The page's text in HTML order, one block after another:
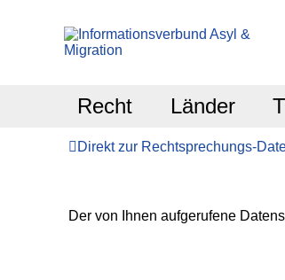
Recht Länder
Direkt zur Rechtsprechungs-
Der von Ihnen aufgerufene